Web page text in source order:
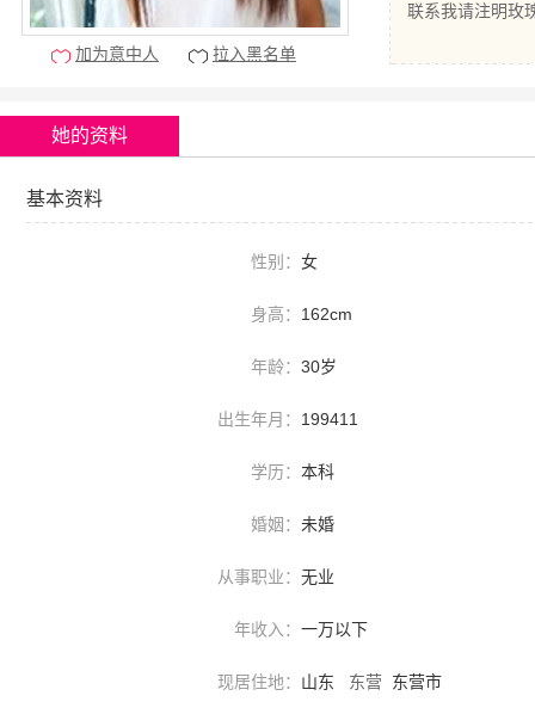
联系我请注明玫
加为意中人 拉入黑名单
她的资料
基本资料
性别： 女
身高： 162cm
年龄： 30岁
出生年月： 199411
学历： 本科
婚姻： 未婚
从事职业： 无业
年收入： 一万以下
现居住地： 山东 东营 东营市